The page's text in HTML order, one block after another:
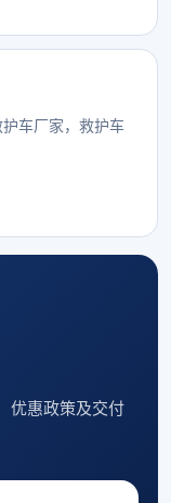
车厂家，救护车
优惠政策及交付